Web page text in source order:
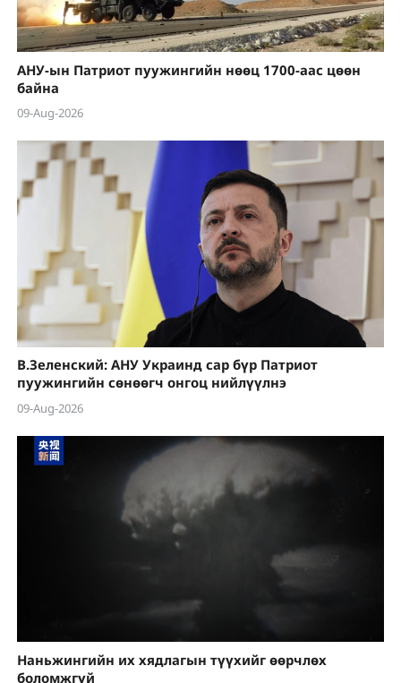
АНУ-ын Патриот пуужингийн нөөц 1700-аас цөөн
байна
09-Aug-2026
В.Зеленский: АНУ Украинд сар бүр Патриот
пуужингийн сөнөөгч онгоц нийлүүлнэ
09-Aug-2026
Наньжингийн их хядлагын түүхийг өөрчлөх
боломжгүй